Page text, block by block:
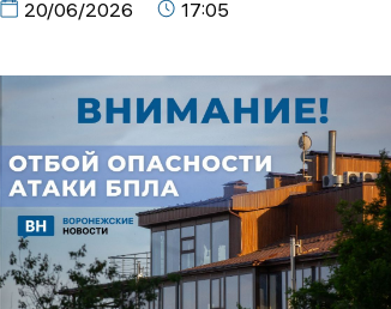
20/06/2026 17:05